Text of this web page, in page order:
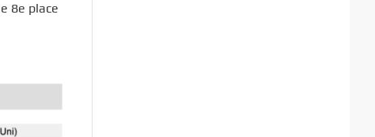
8e place